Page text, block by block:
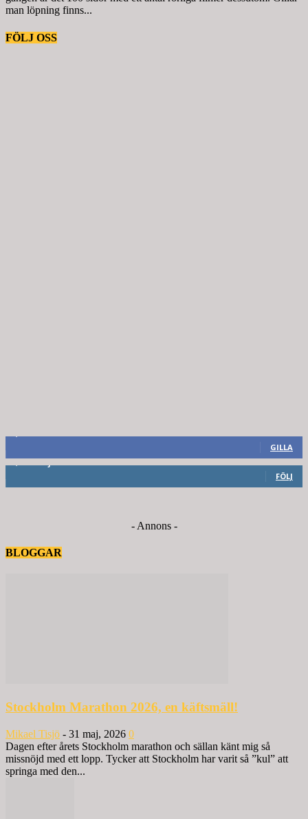
man löpning finns...
FÖLJ OSS
GILLA
FÖLJ
- Annons -
BLOGGAR
Stockholm Marathon 2026, en käftsmäll!
Mikael Tisjö - 31 maj, 2026 0
Dagen efter årets Stockholm marathon och sällan känt mig så
missnöjd med ett lopp. Tycker att Stockholm har varit så ”kul” att
springa med den...